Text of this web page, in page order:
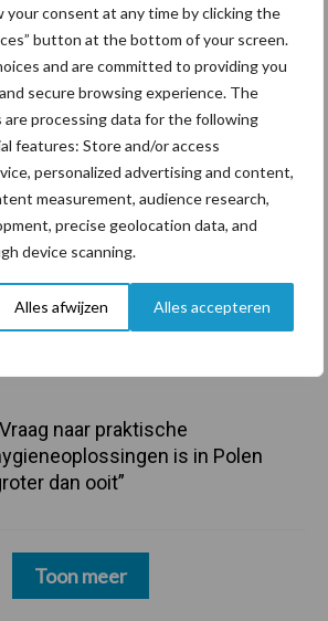
your consent at any time by clicking the
button at the bottom of your screen.
and are committed to providing you
secure browsing experience. The
processing data for the following
features: Store and/or access
personalized advertising and content,
measurement, audience research,
precise geolocation data, and
device scanning.
Alles afwijzen Alles accepteren
en geopolitiek houden
in de greep
speenhuid: een vaak
risicofactor voor
ziet volume en
groeien in krimpende
markt
praktische tips voor een
naar praktische
is in Polen
dan ooit”
Toon meer